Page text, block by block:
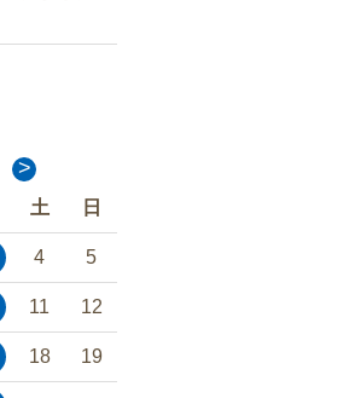
>
土 日
4 5
11 12
18 19